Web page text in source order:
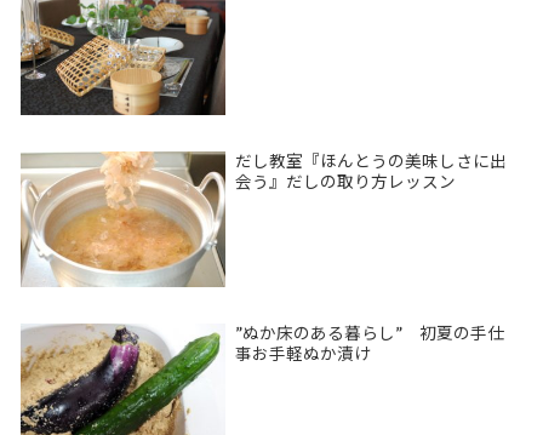
だし教室『ほんとうの美味しさに出
会う』だしの取り方レッスン
”ぬか床のある暮らし” 初夏の手仕
事お手軽ぬか漬け